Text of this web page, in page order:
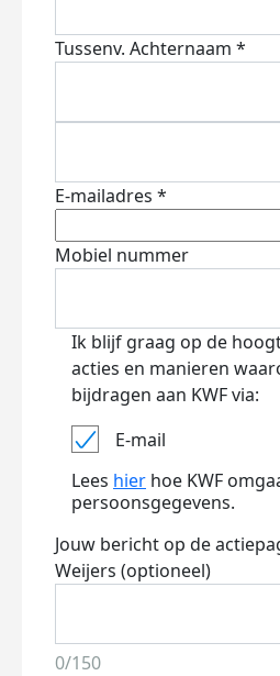
Tussenv. Achternaam *
E-mailadres *
Mobiel nummer
Ik blijf graag op de
acties en manieren
bijdragen aan KWF via:
E-mail
Lees hier hoe KWF
persoonsgegevens.
Jouw bericht op de
Weijers (optioneel)
0/150